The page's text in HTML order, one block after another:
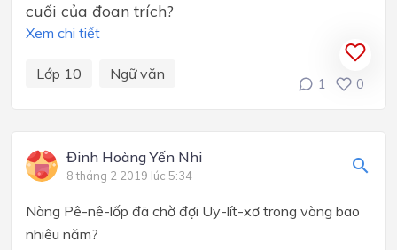
cuối của đoan trích?
Xem chi tiết
Lớp 10 Ngữ văn
1 0
Đinh Hoàng Yến Nhi
8 tháng 2 2019 lúc 5:34
Nàng Pê-nê-lốp đã chờ đợi Uy-lít-xơ trong vòng bao
nhiêu năm?